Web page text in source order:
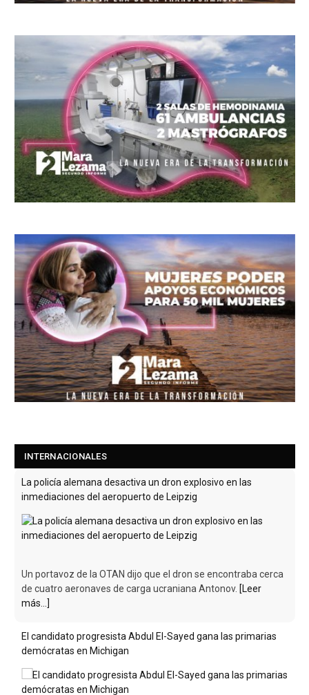
INTERNACIONALES
La policía alemana desactiva un dron explosivo en las
inmediaciones del aeropuerto de Leipzig
Un portavoz de la OTAN dijo que el dron se encontraba cerca
de cuatro aeronaves de carga ucraniana Antonov. [Leer
más...]
El candidato progresista Abdul El-Sayed gana las primarias
demócratas en Michigan